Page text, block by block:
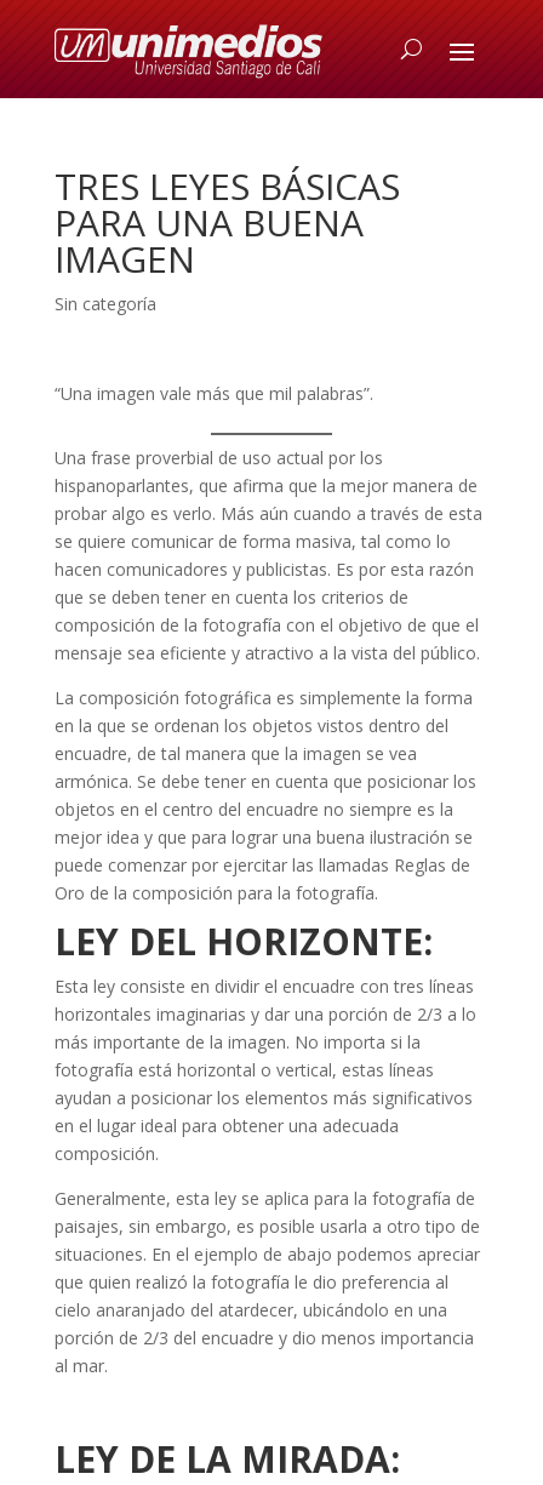
TRES LEYES BÁSICAS
PARA UNA BUENA
IMAGEN
Sin categoría
“Una imagen vale más que mil palabras”.
Una frase proverbial de uso actual por los
hispanoparlantes, que afirma que la mejor manera de
probar algo es verlo. Más aún cuando a través de esta
se quiere comunicar de forma masiva, tal como lo
hacen comunicadores y publicistas. Es por esta razón
que se deben tener en cuenta los criterios de
composición de la fotografía con el objetivo de que el
mensaje sea eficiente y atractivo a la vista del público.
La composición fotográfica es simplemente la forma
en la que se ordenan los objetos vistos dentro del
encuadre, de tal manera que la imagen se vea
armónica. Se debe tener en cuenta que posicionar los
objetos en el centro del encuadre no siempre es la
mejor idea y que para lograr una buena ilustración se
puede comenzar por ejercitar las llamadas Reglas de
Oro de la composición para la fotografía.
LEY DEL HORIZONTE:
Esta ley consiste en dividir el encuadre con tres líneas
horizontales imaginarias y dar una porción de 2/3 a lo
más importante de la imagen. No importa si la
fotografía está horizontal o vertical, estas líneas
ayudan a posicionar los elementos más significativos
en el lugar ideal para obtener una adecuada
composición.
Generalmente, esta ley se aplica para la fotografía de
paisajes, sin embargo, es posible usarla a otro tipo de
situaciones. En el ejemplo de abajo podemos apreciar
que quien realizó la fotografía le dio preferencia al
cielo anaranjado del atardecer, ubicándolo en una
porción de 2/3 del encuadre y dio menos importancia
al mar.
LEY DE LA MIRADA: